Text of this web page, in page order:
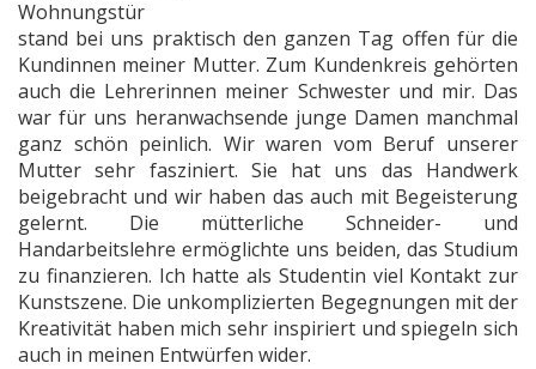
Wohnungstür
stand bei uns praktisch den ganzen Tag offen für die
Kundinnen meiner Mutter. Zum Kundenkreis gehörten
auch die Lehrerinnen meiner Schwester und mir. Das
war für uns heranwachsende junge Damen manchmal
ganz schön peinlich. Wir waren vom Beruf unserer
Mutter sehr fasziniert. Sie hat uns das Handwerk
beigebracht und wir haben das auch mit Begeisterung
gelernt. Die mütterliche Schneider- und
Handarbeitslehre ermöglichte uns beiden, das Studium
zu finanzieren. Ich hatte als Studentin viel Kontakt zur
Kunstszene. Die unkomplizierten Begegnungen mit der
Kreativität haben mich sehr inspiriert und spiegeln sich
auch in meinen Entwürfen wider.